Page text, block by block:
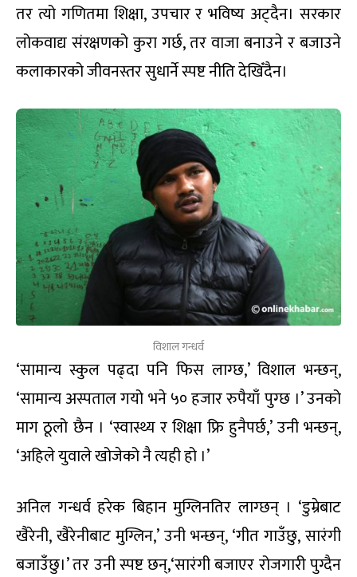
तर त्यो गणितमा शिक्षा, उपचार र भविष्य अट्दैन। सरकार
लोकवाद्य संरक्षणको कुरा गर्छ, तर वाजा बनाउने र बजाउने
कलाकारको जीवनस्तर सुधार्ने स्पष्ट नीति देखिँदैन।
विशाल गन्धर्व
‘सामान्य स्कुल पढ्दा पनि फिस लाग्छ,’ विशाल भन्छन्,
‘सामान्य अस्पताल गयो भने ५० हजार रुपैयाँ पुग्छ ।’ उनको
माग ठूलो छैन । ‘स्वास्थ्य र शिक्षा फ्रि हुनैपर्छ,’ उनी भन्छन्,
‘अहिले युवाले खोजेको नै त्यही हो ।’
अनिल गन्धर्व हरेक बिहान मुग्लिनतिर लाग्छन् । ‘डुम्रेबाट
खैरेनी, खैरेनीबाट मुग्लिन,’ उनी भन्छन्, ‘गीत गाउँछु, सारंगी
बजाउँछु।’ तर उनी स्पष्ट छन्,‘सारंगी बजाएर रोजगारी पुग्दैन